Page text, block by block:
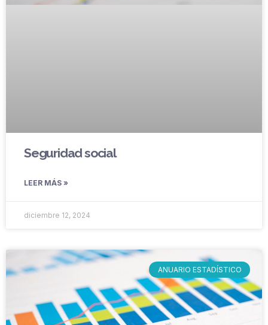
Seguridad social
LEER MÁS »
diciembre 12, 2024
ANUARIO ESTADÍSTICO